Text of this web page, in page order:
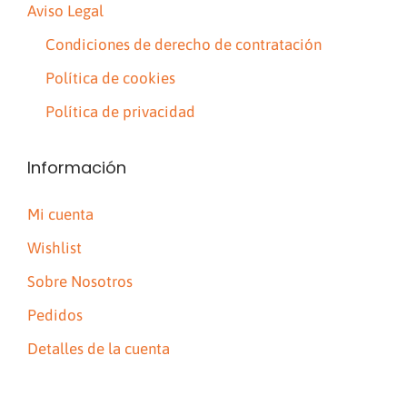
Aviso Legal
Condiciones de derecho de contratación
Política de cookies
Política de privacidad
Información
Mi cuenta
Wishlist
Sobre Nosotros
Pedidos
Detalles de la cuenta